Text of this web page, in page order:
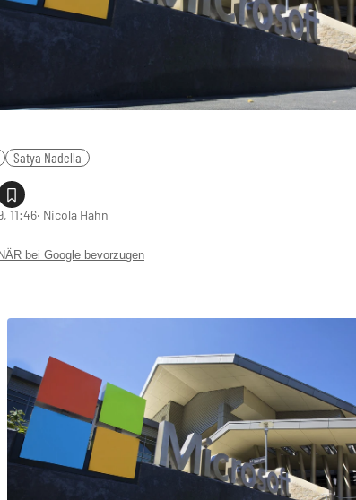
Satya Nadella
11:46‧ Nicola Hahn
bei Google bevorzugen